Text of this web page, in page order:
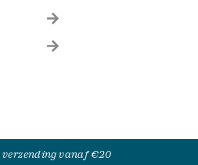
vanaf €20